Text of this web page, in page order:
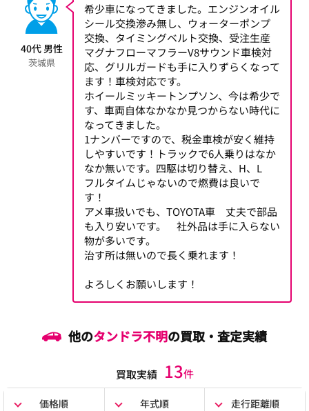
40代 男性
茨城県
希少車になってきました。エンジンオイル
シール交換滲み無し、ウォーターポンプ
交換、タイミングベルト交換、受注生産
マグナフローマフラーV8サウンド車検対
応、グリルガードも手に入りずらくなって
ます！車検対応です。
ホイールミッキートンプソン、今は希少で
す、車両自体なかなか見つからない時代に
なってきました。
1ナンバーですので、税金車検が安く維持
しやすいです！トラックで6人乗りはなか
なか無いです。四駆は切り替え、H、L
フルタイムじゃないので燃費は良いで
す！
アメ車扱いでも、TOYOTA車 丈夫で部品
も入り安いです。 社外品は手に入らない
物が多いです。
治す所は無いので長く乗れます！
よろしくお願いします！
他のタンドラ不明の買取・査定実績
買取実績 13件
価格順 年式順 走行距離順